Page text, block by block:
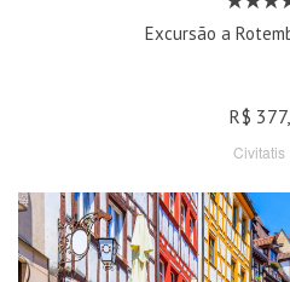
Excursão a
R$
Civitatis